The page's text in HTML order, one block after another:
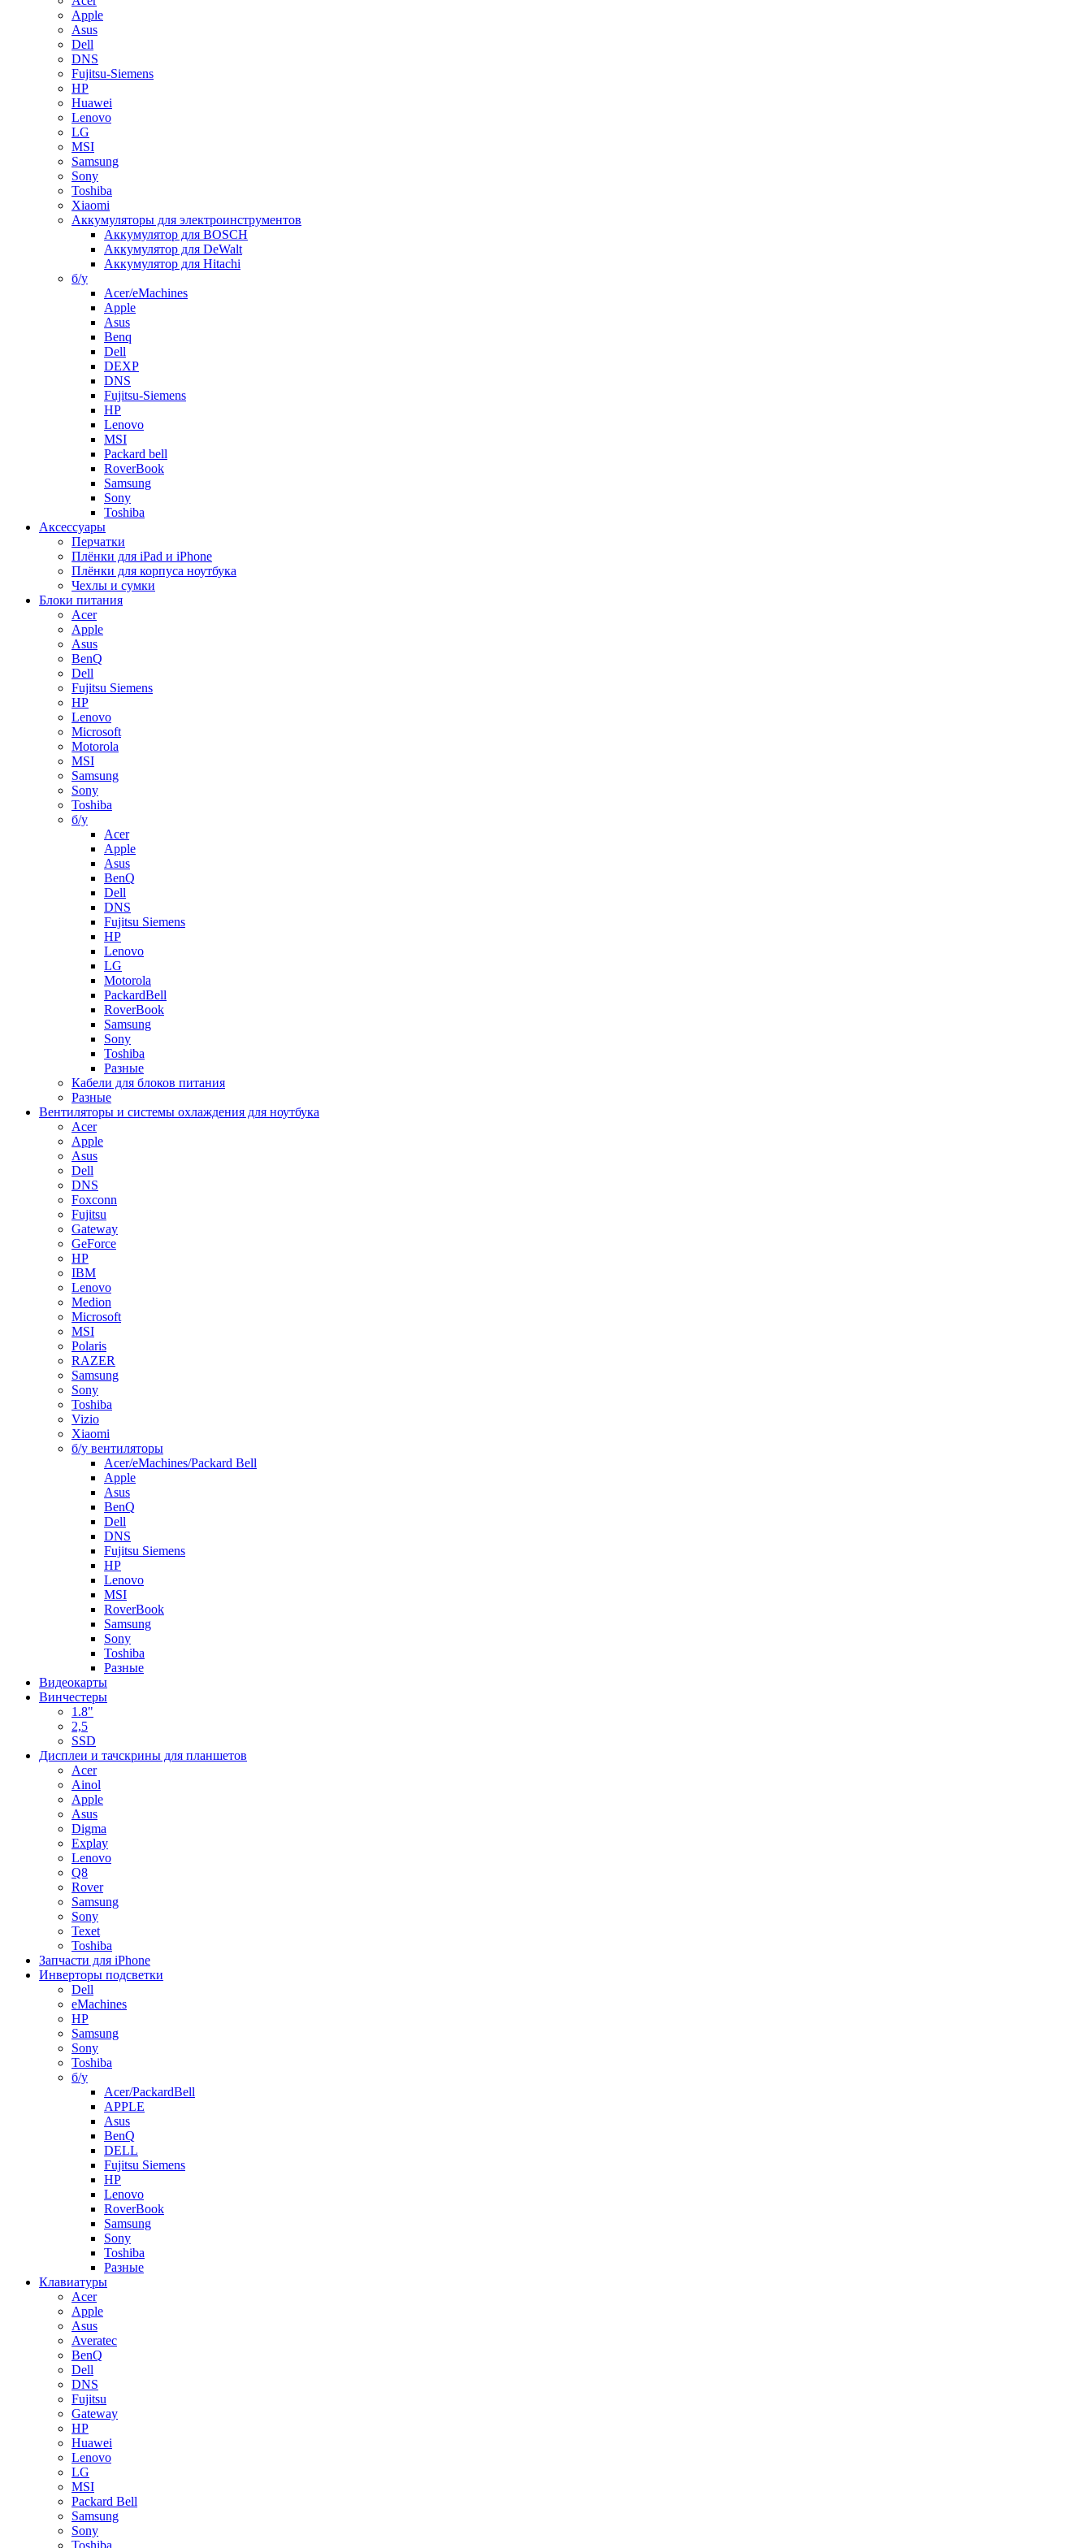
Apple
Asus
Dell
DNS
Fujitsu-Siemens
HP
Huawei
Lenovo
LG
MSI
Samsung
Sony
Toshiba
Xiaomi
Аккумуляторы для электроинструментов
Аккумулятор для BOSCH
Аккумулятор для DeWalt
Аккумулятор для Hitachi
б/у
Acer/eMachines
Apple
Asus
Benq
Dell
DEXP
DNS
Fujitsu-Siemens
HP
Lenovo
MSI
Packard bell
RoverBook
Samsung
Sony
Toshiba
Аксессуары
Перчатки
Плёнки для iPad и iPhone
Плёнки для корпуса ноутбука
Чехлы и сумки
Блоки питания
Acer
Apple
Asus
BenQ
Dell
Fujitsu Siemens
HP
Lenovo
Microsoft
Motorola
MSI
Samsung
Sony
Toshiba
б/у
Acer
Apple
Asus
BenQ
Dell
DNS
Fujitsu Siemens
HP
Lenovo
LG
Motorola
PackardBell
RoverBook
Samsung
Sony
Toshiba
Разные
Кабели для блоков питания
Разные
Вентиляторы и системы охлаждения для ноутбука
Acer
Apple
Asus
Dell
DNS
Foxconn
Fujitsu
Gateway
GeForce
HP
IBM
Lenovo
Medion
Microsoft
MSI
Polaris
RAZER
Samsung
Sony
Toshiba
Vizio
Xiaomi
б/у вентиляторы
Acer/eMachines/Packard Bell
Apple
Asus
BenQ
Dell
DNS
Fujitsu Siemens
HP
Lenovo
MSI
RoverBook
Samsung
Sony
Toshiba
Разные
Видеокарты
Винчестеры
1.8"
2,5
SSD
Дисплеи и тачскрины для планшетов
Acer
Ainol
Apple
Asus
Digma
Explay
Lenovo
Q8
Rover
Samsung
Sony
Texet
Toshiba
Запчасти для iPhone
Инверторы подсветки
Dell
eMachines
HP
Samsung
Sony
Toshiba
б/у
Acer/PackardBell
APPLE
Asus
BenQ
DELL
Fujitsu Siemens
HP
Lenovo
RoverBook
Samsung
Sony
Toshiba
Разные
Клавиатуры
Acer
Apple
Asus
Averatec
BenQ
Dell
DNS
Fujitsu
Gateway
HP
Huawei
Lenovo
LG
MSI
Packard Bell
Samsung
Sony
Toshiba